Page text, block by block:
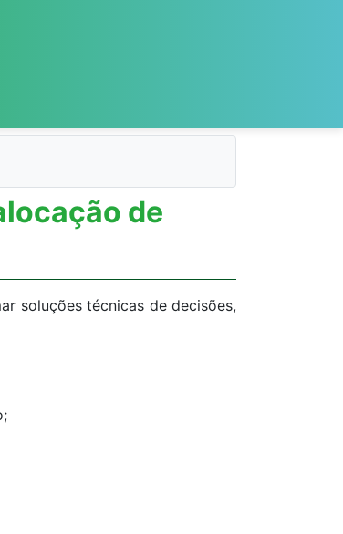
de
soluções técnicas de decisões,